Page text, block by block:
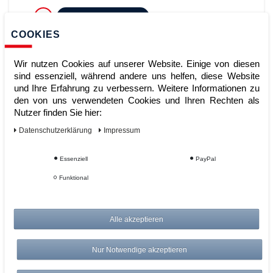
ASECOS Stapelbehälter (Art.Nr:
22557)
Hersteller: ASECOS
UVP 446,16 €429,00 €
COOKIES
Wir nutzen Cookies auf unserer Website. Einige von diesen
sind essenziell, während andere uns helfen, diese Website
und Ihre Erfahrung zu verbessern. Weitere Informationen zu
den von uns verwendeten Cookies und Ihren Rechten als
Nutzer finden Sie hier:
Daten­schutz­erklärung Impressum
Essenziell PayPal
Funktional
Alle akzeptieren
Nur Notwendige akzeptieren